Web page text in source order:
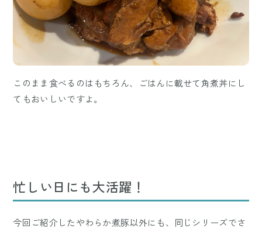
このまま食べるのはもちろん、ごはんに載せて角煮丼にし
てもおいしいですよ。
忙しい日にも大活躍！
今回ご紹介したやわらか煮豚以外にも、同じシリーズでさ